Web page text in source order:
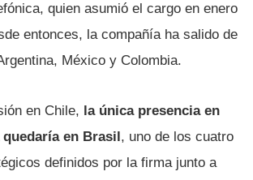
quien asumió el cargo en enero
entonces, la compañía ha salido de
México y Colombia.
en Chile, la única presencia en
en Brasil , uno de los cuatro
definidos por la firma junto a